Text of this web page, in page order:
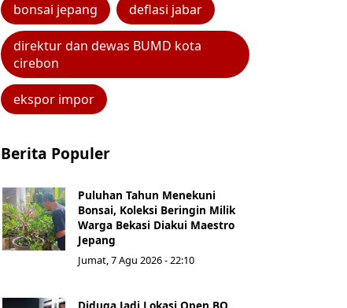
bonsai jepang deflasi jabar
direktur dan dewas BUMD kota
cirebon
ekspor impor
Berita Populer
Puluhan Tahun Menekuni
Bonsai, Koleksi Beringin Milik
Warga Bekasi Diakui Maestro
Jepang
Jumat, 7 Agu 2026 - 22:10